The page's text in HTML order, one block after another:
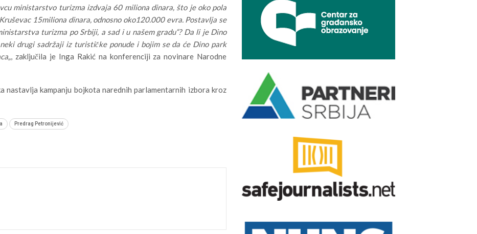
ministarstvo turizma izdvaja 60 miliona dinara, što je oko pola
15miliona dinara, odnosno oko120.000 evra. Postavlja se
turizma po Srbiji, a sad i u našem gradu“? Da li je Dino
drugi sadržaji iz turističke ponude i bojim se da će Dino park
„, zaključila je Inga Rakić na konferenciji za novinare Narodne
nastavlja kampanju bojkota narednih parlamentarnih izbora kroz
Predrag Petronijević